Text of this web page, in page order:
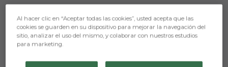
Al hacer clic en “Aceptar todas las cookies”, usted acepta que las
cookies se guarden en su dispositivo para mejorar la navegación del
sitio, analizar el uso del mismo, y colaborar con nuestros estudios
para marketing.